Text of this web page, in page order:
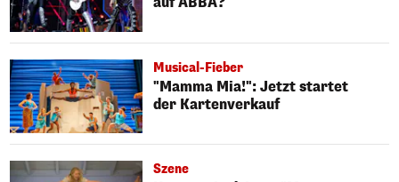
Musical-Fieber
"Mamma Mia!": Jetzt startet
der Kartenverkauf
Szene